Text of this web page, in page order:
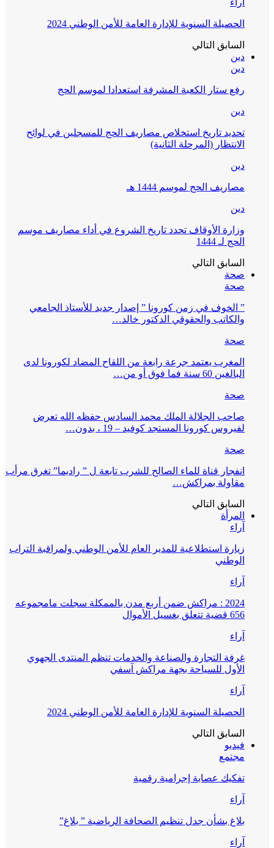
آراء
الحصيلة السنوية للإدارة العامة للأمن الوطني 2024
السابق التالي
دين
دين
رفع ستار الكعبة المشرفة استعدادا لموسم الحج
دين
تحديد تاريخ استخلاص مصاريف الحج للمسجلين في لوائح
الانتظار (المرحلة الثانية)
دين
مصاريف الحج لموسم 1444 هـ
دين
وزارة الأوقاف تحدد تاريخ الشروع في أداء مصاريف موسم
الحج لـ 1444
السابق التالي
صحة
صحة
” الخوف في زمن كورونا ” إصدار جديد للأستاذ الجامعي
والكاتب والحقوقي الدكتور خالد…
صحة
المغرب يعتمد جرعة رابعة من اللقاح المضاد لكورونا لدى
البالغين 60 سنة فما فوق أو من…
صحة
صاحب الجلالة الملك محمد السادس حفظه الله تعرض
لفيروس كورونا المستجد كوفيد – 19 ، بدون…
صحة
انفجار قناة للماء الصالح للشرب تابعة ل ” راديما” تغرق مرأب
مقاولة بمراكش…
السابق التالي
المرأة
آراء
زيارة استطلاعية للمدير العام للأمن الوطني ولمراقبة التراب
الوطني
آراء
2024 : مراكش ضمن أربع مدن بالممكلة سجلت مامجموعه
656 قضية تتعلق بغسيل الأموال
آراء
غرفة التجارة والصناعة والخدمات تنظم المنتدى الجهوي
الأول للسياحة بجهة مراكش آسفي
آراء
الحصيلة السنوية للإدارة العامة للأمن الوطني 2024
السابق التالي
فيديو
مجتمع
تفكيك عصابة إجرامية رقمية
آراء
بلاغ بشأن جدل تنظيم الصحافة الرياضية ” بلاغ”
آراء